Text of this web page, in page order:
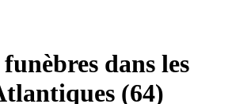
dans les
(64)